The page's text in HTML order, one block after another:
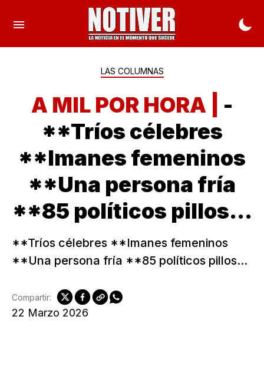
LAS COLUMNAS
A MIL POR HORA | -
**Tríos célebres
**Imanes femeninos
**Una persona fría
**85 políticos pillos...
**Tríos célebres **Imanes femeninos
**Una persona fría **85 políticos pillos...
22 Marzo 2026
Compartir: